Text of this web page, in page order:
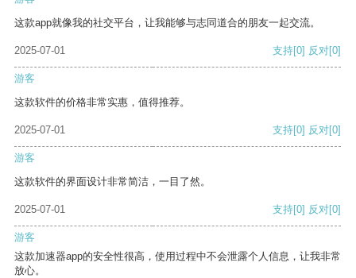
这款app就像我的社交平台，让我能够与志同道合的朋友一起交流。
2025-07-01 支持[0] 反对[0]
游客
这款软件的价格非常实惠，值得推荐。
2025-07-01 支持[0] 反对[0]
游客
这款软件的界面设计非常简洁，一目了然。
2025-07-01 支持[0] 反对[0]
游客
这款加速器app的安全性很高，使用过程中不会泄露个人信息，让我非常
放心。